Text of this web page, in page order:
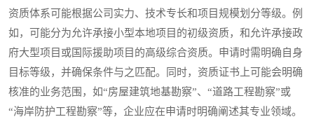
资质体系可能根据公司实力、技术专长和项目规模划分等级。例
如，可能分为允许承接小型本地项目的初级资质，和允许承接政
府大型项目或国际援助项目的高级综合资质。申请时需明确自身
目标等级，并确保条件与之匹配。同时，资质证书上可能会明确
核准的业务范围，如“房屋建筑地基勘察”、“道路工程勘察”或
“海岸防护工程勘察”等，企业应在申请时明确阐述其专业领域。